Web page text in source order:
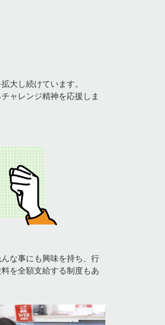
大し続けています。
ャレンジ精神を応援しま
な事にも興味を持ち、行
を全額支給する制度もあ